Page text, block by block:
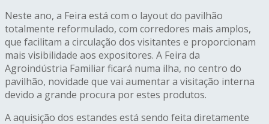
Neste ano, a Feira está com o layout do pavilhão
totalmente reformulado, com corredores mais amplos,
que facilitam a circulação dos visitantes e proporcionam
mais visibilidade aos expositores. A Feira da
Agroindústria Familiar ficará numa ilha, no centro do
pavilhão, novidade que vai aumentar a visitação interna
devido a grande procura por estes produtos.
A aquisição dos estandes está sendo feita diretamente